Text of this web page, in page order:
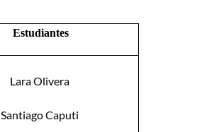
Estudiantes
Lara Olivera
Santiago Caputi